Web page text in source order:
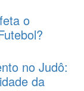
o
no Judô:
da